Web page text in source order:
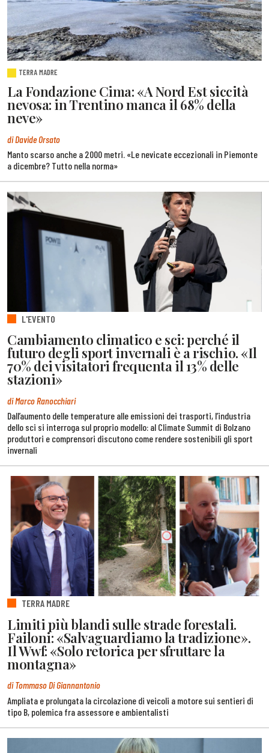
TERRA MADRE
La Fondazione Cima: «A Nord Est siccità
nevosa: in Trentino manca il 68% della
neve»
di Davide Orsato
Manto scarso anche a 2000 metri. «Le nevicate eccezionali in Piemonte
a dicembre? Tutto nella norma»
L'EVENTO
Cambiamento climatico e sci: perché il
futuro degli sport invernali è a rischio. «Il
70% dei visitatori frequenta il 13% delle
stazioni»
di Marco Ranocchiari
Dall’aumento delle temperature alle emissioni dei trasporti, l’industria
dello sci si interroga sul proprio modello: al Climate Summit di Bolzano
produttori e comprensori discutono come rendere sostenibili gli sport
invernali
TERRA MADRE
Limiti più blandi sulle strade forestali.
Failoni: «Salvaguardiamo la tradizione».
Il Wwf: «Solo retorica per sfruttare la
montagna»
di Tommaso Di Giannantonio
Ampliata e prolungata la circolazione di veicoli a motore sui sentieri di
tipo B, polemica fra assessore e ambientalisti